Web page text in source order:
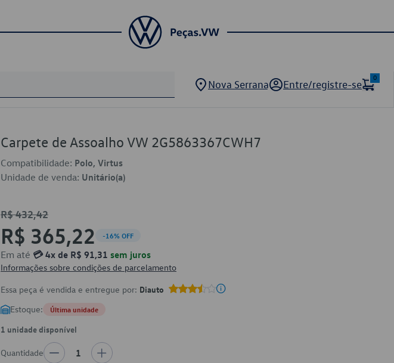
Nova Serrana Entre/registre-se
0
Carpete de Assoalho VW 2G5863367CWH7
Compatibilidade: Polo, Virtus
Unidade de venda: Unitário(a)
R$ 432,42
R$ 365,22 -16% OFF
Em até 💳 4x de R$ 91,31 sem juros
Informações sobre condições de parcelamento
Essa peça é vendida e entregue por: Diauto
Estoque: Última unidade
1 unidade disponível
Quantidade 1